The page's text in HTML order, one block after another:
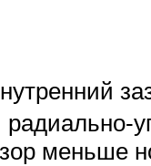
меньше